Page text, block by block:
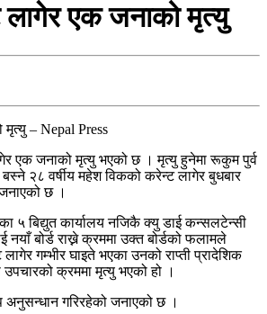
लागेर एक जनाको मृत्यु
एक जनाको मृत्यु भएको छ । मृत्यु हुनेमा रूकुम पुर्व
बस्ने २८ वर्षीय महेश विकको करेन्ट लागेर बुधबार
छ ।
५ बिद्युत कार्यालय नजिकै क्यु डाई कन्सलटेन्सी
नयाँ बोर्ड राख्ने क्रममा उक्त बोर्डको फलामले
लागेर गम्भीर घाइते भएका उनको राप्ती प्रादेशिक
क्रममा मृत्यु भएको हो ।
अनुसन्धान गरिरहेको जनाएको छ ।